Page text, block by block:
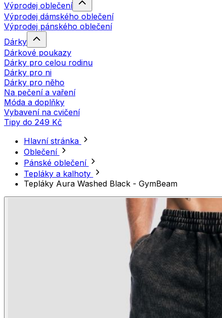
Výprodej oblečení
Výprodej dámského oblečení
Výprodej pánského oblečení
Dárky
Dárkové poukazy
Dárky pro celou rodinu
Dárky pro ni
Dárky pro něho
Na pečení a vaření
Móda a doplňky
Vybavení na cvičení
Tipy do 249 Kč
Hlavní stránka
Oblečení
Pánské oblečení
Tepláky a kalhoty
Tepláky Aura Washed Black - GymBeam